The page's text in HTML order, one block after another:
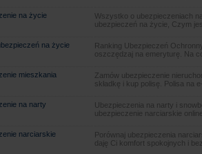
na życie
Wszystko o ubezpieczeniach
ubezpieczeń na życie, Czym
na życie
Ranking Ubezpieczeń
oszczędzaj na emeryturę. Na
mieszkania
Zamów ubezpieczenie
składkę i kup polisę. Polisa na
na narty
Ubezpieczenia na narty i
ubezpieczenie narciarskie online.
narciarskie
Porównaj ubezpieczenia
daję Ci komfort spokojnych i